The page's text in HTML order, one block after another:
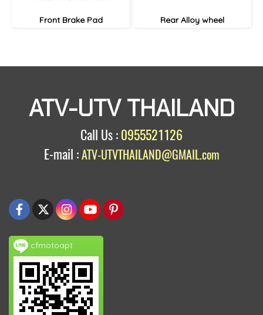
Front Brake Pad Rear Alloy wheel
ATV-UTV THAILAND
Call Us : 0955521126
E-mail :ATV-UTVTHAILAND@GMAIL.com
cfmotoapt